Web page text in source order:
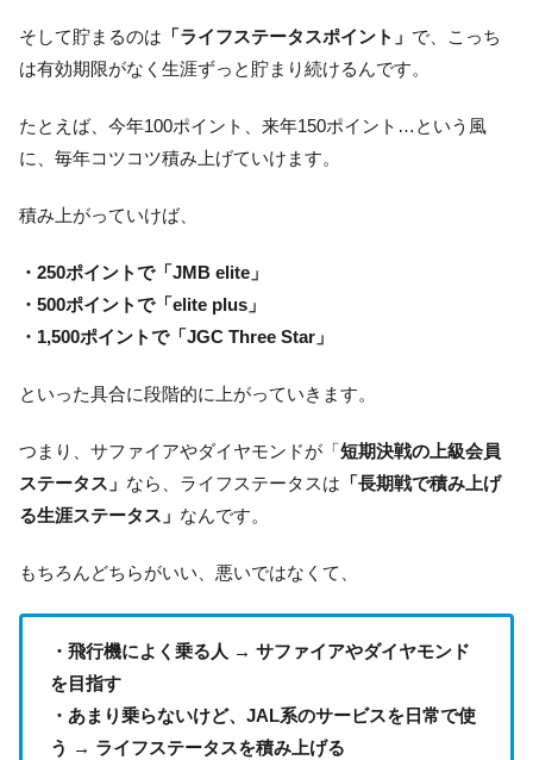
そして貯まるのは 「ライフステータスポイント」 で、こっち
は有効期限がなく生涯ずっと貯まり続けるんです。
たとえば、今年100ポイント、来年150ポイント…という風
に、毎年コツコツ積み上げていけます。
積み上がっていけば、
・250ポイントで「JMB elite」
・500ポイントで「elite plus」
・1,500ポイントで「JGC Three Star」
といった具合に段階的に上がっていきます。
つまり、サファイアやダイヤモンドが「短期決戦の上級会員
ステータス」 なら、ライフステータスは 「長期戦で積み上げ
る生涯ステータス」 なんです。
もちろんどちらがいい、悪いではなくて、
・飛行機によく乗る人 → サファイアやダイヤモンド
を目指す
・あまり乗らないけど、JAL系のサービスを日常で使
う → ライフステータスを積み上げる